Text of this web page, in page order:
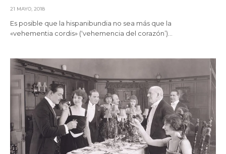
21 MAYO, 2018
Es posible que la hispanibundia no sea más que la
«vehementia cordis» (‘vehemencia del corazón’)…